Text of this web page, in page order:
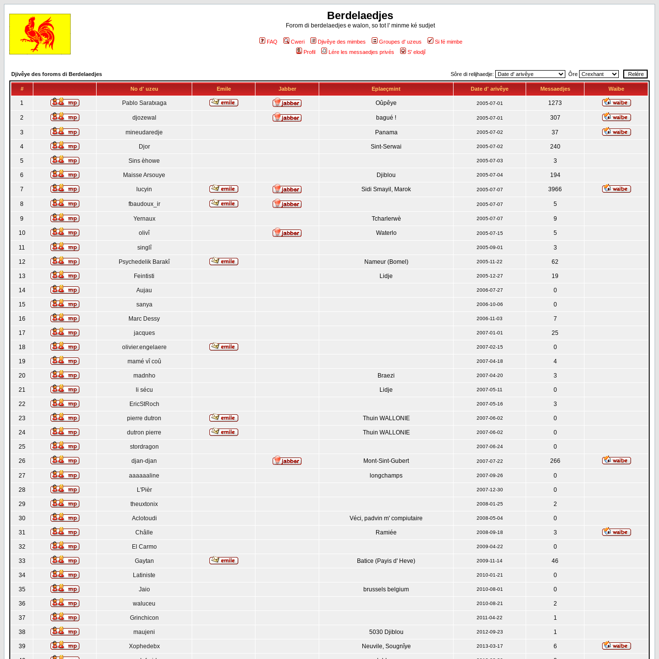
Berdelaedjes
Forom di berdelaedjes e walon, so tot l' minme ké sudjet
FAQ Cweri Djivêye des mimbes Groupes d' uzeus
Si fé mimbe
Profil
Lére les messaedjes privés S' elodjî
Djivêye des foroms di Berdelaedjes Sôre di relijhaedje: Ôre
# No d' uzeu Emile Jabber Eplaeçmint Date d' arivêye Messaedjes Waibe
1 Pablo Saratxaga Oûpêye 2005-07-01 1273
2 djozewal bagué ! 2005-07-01 307
3 mineudaredje Panama 2005-07-02 37
4 Djor Sint-Serwai 2005-07-02 240
5 Sins èhowe 2005-07-03 3
6 Maisse Arsouye Djiblou 2005-07-04 194
7 lucyin Sidi Smayil, Marok 2005-07-07 3966
8 fbaudoux_ir 2005-07-07 5
9 Yernaux Tcharlerwè 2005-07-07 9
10 olivî Waterlo 2005-07-15 5
11 singlî 2005-09-01 3
12 Psychedelik Barakî Nameur (Bomel) 2005-11-22 62
13 Feintisti Lidje 2005-12-27 19
14 Aujau 2006-07-27 0
15 sanya 2006-10-06 0
16 Marc Dessy 2006-11-03 7
17 jacques 2007-01-01 25
18 olivier.engelaere 2007-02-15 0
19 mamé vî coû 2007-04-18 4
20 madnho Braezi 2007-04-20 3
21 li sécu Lidje 2007-05-11 0
22 EricStRoch 2007-05-16 3
23 pierre dutron Thuin WALLONIE 2007-06-02 0
24 dutron pierre Thuin WALLONIE 2007-06-02 0
25 stordragon 2007-06-24 0
26 djan-djan Mont-Sint-Gubert 2007-07-22 266
27 aaaaaaline longchamps 2007-09-26 0
28 L'Pièr 2007-12-30 0
29 theuxtonix 2008-01-25 2
30 Aclotoudi Véci, padvin m' compiutaire 2008-05-04 0
31 Châlle Ramiée 2008-09-18 3
32 El Carmo 2009-04-22 0
33 Gaytan Batice (Payis d' Heve) 2009-11-14 46
34 Latiniste 2010-01-21 0
35 Jaio brussels belgium 2010-08-01 0
36 waluceu 2010-08-21 2
37 Grinchicon 2011-04-22 1
38 maujeni 5030 Djiblou 2012-09-23 1
39 Xophedebx Neuvile, Sougnîye 2013-03-17 6